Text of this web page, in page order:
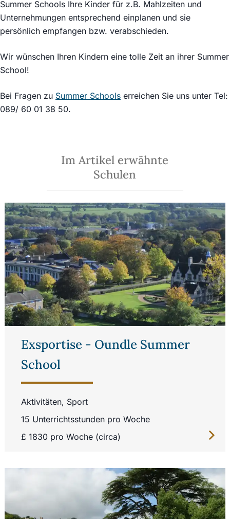
Summer Schools Ihre Kinder für z.B. Mahlzeiten und
Unternehmungen entsprechend einplanen und sie
persönlich empfangen bzw. verabschieden.
Wir wünschen Ihren Kindern eine tolle Zeit an ihrer Summer
School!
Bei Fragen zu Summer Schools erreichen Sie uns unter Tel:
089/ 60 01 38 50.
Im Artikel erwähnte
Schulen
Exsportise - Oundle Summer
School
Aktivitäten, Sport
15 Unterrichtsstunden pro Woche
£ 1830 pro Woche (circa)